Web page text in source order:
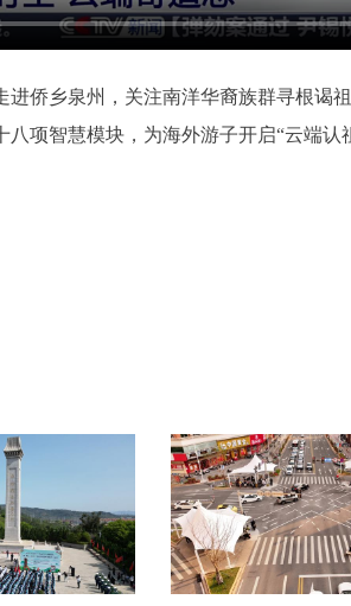
进侨乡泉州，关注南洋华裔族群寻根谒
项智慧模块，为海外游子开启“云端认